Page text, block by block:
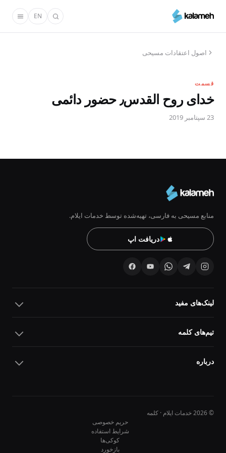
محتوای
EN
اصول اعتقادات مسیحی
قسمت
خدای روح القدس٫ حضور دائمی
23 سپتامبر 2019
منابع مسیحی به فارسی، تهیه‌شده توسط خدمات ایلام.
دریافت اپ
لینک‌های مفید
تیم‌های کلمه
درباره
© 2026 خدمات ایلام · کلمه
حریم خصوصی
شرایط استفاده
کوکی‌ها
بازخورد
10